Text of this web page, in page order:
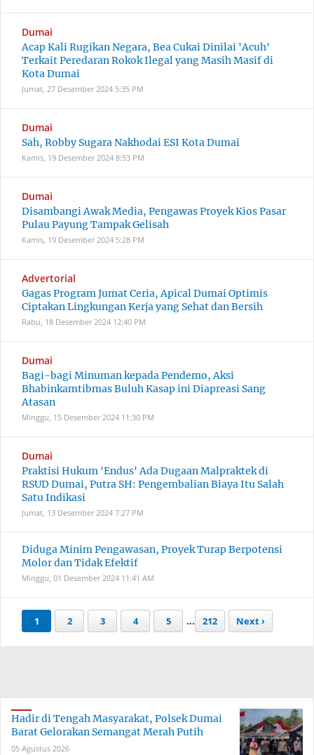
Dumai
Acap Kali Rugikan Negara, Bea Cukai Dinilai 'Acuh'
Terkait Peredaran Rokok Ilegal yang Masih Masif di
Kota Dumai
Jumat, 27 Desember 2024 5:35 PM
Dumai
Sah, Robby Sugara Nakhodai ESI Kota Dumai
Kamis, 19 Desember 2024 8:53 PM
Dumai
Disambangi Awak Media, Pengawas Proyek Kios Pasar
Pulau Payung Tampak Gelisah
Kamis, 19 Desember 2024 5:28 PM
Advertorial
Gagas Program Jumat Ceria, Apical Dumai Optimis
Ciptakan Lingkungan Kerja yang Sehat dan Bersih
Rabu, 18 Desember 2024 12:40 PM
Dumai
Bagi-bagi Minuman kepada Pendemo, Aksi
Bhabinkamtibmas Buluh Kasap ini Diapreasi Sang
Atasan
Minggu, 15 Desember 2024 11:30 PM
Dumai
Praktisi Hukum 'Endus' Ada Dugaan Malpraktek di
RSUD Dumai, Putra SH: Pengembalian Biaya Itu Salah
Satu Indikasi
Jumat, 13 Desember 2024 7:27 PM
Diduga Minim Pengawasan, Proyek Turap Berpotensi
Molor dan Tidak Efektif
Minggu, 01 Desember 2024 11:41 AM
1 2 3 4 5 ... 212 Next ›
Hadir di Tengah Masyarakat, Polsek Dumai
Barat Gelorakan Semangat Merah Putih
05 Agustus 2026